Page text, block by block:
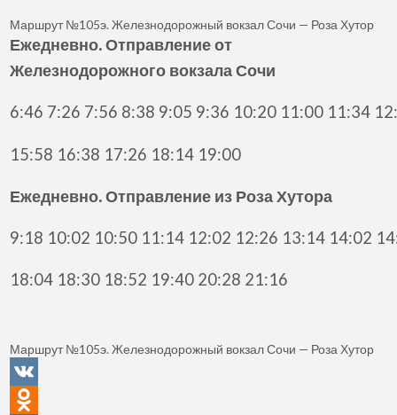
Маршрут №105э. Железнодорожный вокзал Сочи — Роза Хутор
Ежедневно. Отправление от
Железнодорожного вокзала Сочи
6:46 7:26 7:56 8:38 9:05 9:36 10:20 11:00 11:34
15:58 16:38 17:26 18:14 19:00
Ежедневно. Отправление из Роза Хутора
9:18 10:02 10:50 11:14 12:02 12:26 13:14 14:02
18:04 18:30 18:52 19:40 20:28 21:16
Маршрут №105э. Железнодорожный вокзал Сочи — Роза Хутор
VK